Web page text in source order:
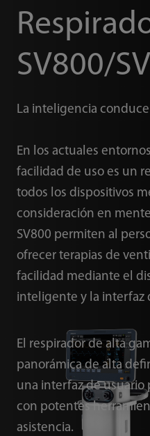
SV800/
La inteligencia
En los actuales
facilidad de uso es un
todos los dispositivos
consideración en
SV800 permiten al
ofrecer terapias de
facilidad mediante el
inteligente y la interfaz
El respirador de alta
panorámica de alta
una interfaz de usuario
con potentes
asistencia.